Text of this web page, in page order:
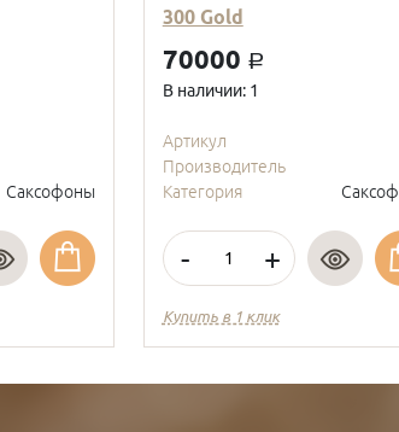
Саксофоны
300 Gold
70000 a
В наличии: 1
Артикул
Производитель
Категория
- +
Купить в 1 клик